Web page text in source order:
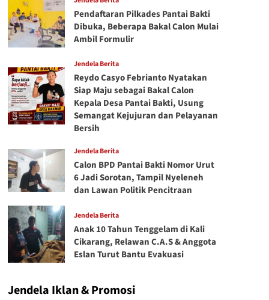
Pendaftaran Pilkades Pantai Bakti
Dibuka, Beberapa Bakal Calon Mulai
Ambil Formulir
Jendela Berita
Reydo Casyo Febrianto Nyatakan
Siap Maju sebagai Bakal Calon
Kepala Desa Pantai Bakti, Usung
Semangat Kejujuran dan Pelayanan
Bersih
Jendela Berita
Calon BPD Pantai Bakti Nomor Urut
6 Jadi Sorotan, Tampil Nyeleneh
dan Lawan Politik Pencitraan
Jendela Berita
Anak 10 Tahun Tenggelam di Kali
Cikarang, Relawan C.A.S & Anggota
Eslan Turut Bantu Evakuasi
Jendela Iklan & Promosi